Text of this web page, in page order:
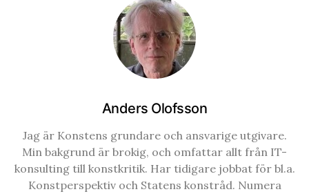
Anders Olofsson
Jag är Konstens grundare och ansvarige utgivare.
Min bakgrund är brokig, och omfattar allt från IT-
konsulting till konstkritik. Har tidigare jobbat för bl.a.
Konstperspektiv och Statens konstråd. Numera